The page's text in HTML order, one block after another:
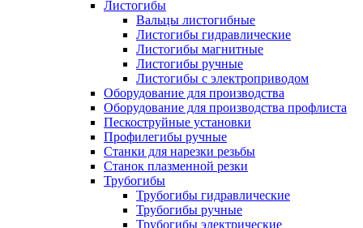
Листогибы
Вальцы листогибные
Листогибы гидравлические
Листогибы магнитные
Листогибы ручные
Листогибы с электроприводом
Оборудование для производства
Оборудование для производства профлиста
Пескоструйные установки
Профилегибы ручные
Станки для нарезки резьбы
Станок плазменной резки
Трубогибы
Трубогибы гидравлические
Трубогибы ручные
Трубогибы электрические